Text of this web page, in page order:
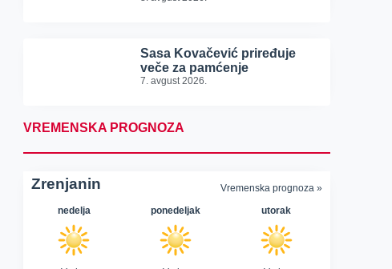
Sasa Kovačević priređuje
veče za pamćenje
7. avgust 2026.
VREMENSKA PROGNOZA